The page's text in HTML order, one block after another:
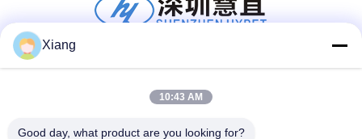
Xiang
10:43 AM
Good day, what product are you looking for?